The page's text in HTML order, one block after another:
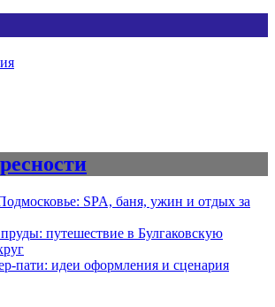
SPA, баня, ужин и отдых за
путешествие в Булгаковскую
пати: идеи оформления и сценария